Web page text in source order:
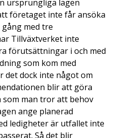
ursprungliga lagen
företaget inte får ansöka
med tre
Tillväxtverket inte
förutsättningar i och med
som kom med
det dock inte något om
blir att göra
man tror att behov
ange planerad
ledigheter är utfallet inte
Så det blir